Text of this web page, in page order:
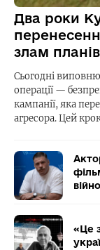
Два роки
злам
Сьогодні
операції —
кампанії, яка
агресора. Цей
«Це